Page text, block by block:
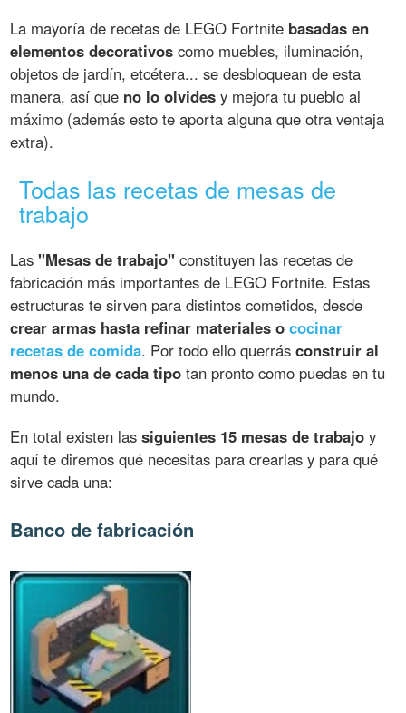
La mayoría de recetas de LEGO Fortnite basadas en
elementos decorativos como muebles, iluminación,
objetos de jardín, etcétera... se desbloquean de esta
manera, así que no lo olvides y mejora tu pueblo al
máximo (además esto te aporta alguna que otra ventaja
extra).
Todas las recetas de mesas de
trabajo
Las"Mesas de trabajo" constituyen las recetas de
fabricación más importantes de LEGO Fortnite. Estas
estructuras te sirven para distintos cometidos, desde
crear armas hasta refinar materiales ococinar
recetas de comida. Por todo ello querrásconstruir al
menos una de cada tipo tan pronto como puedas en tu
mundo.
En total existen lassiguientes 15 mesas de trabajo y
aquí te diremos qué necesitas para crearlas y para qué
sirve cada una:
Banco de fabricación